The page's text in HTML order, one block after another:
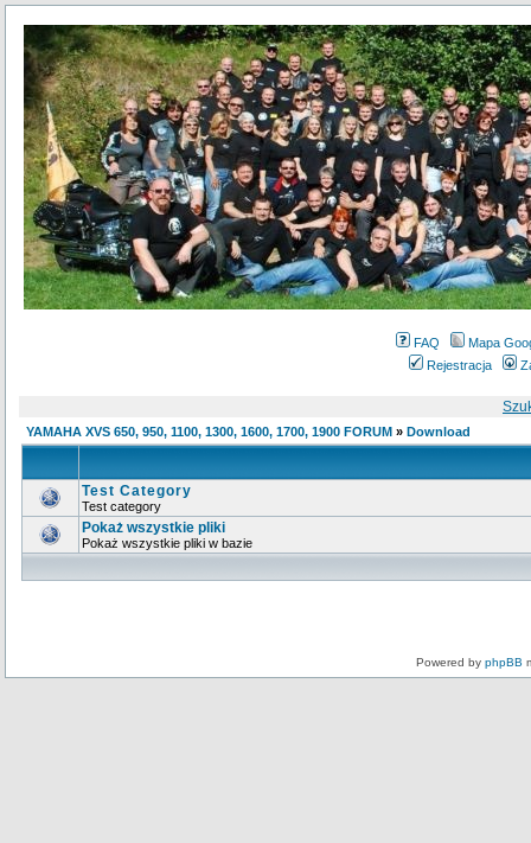
FAQ
Mapa
Rejestracja
YAMAHA XVS 650, 950, 1100, 1300, 1600, 1700, 1900 FORUM » Download
Test Category
Test category
Pokaż wszystkie pliki
Pokaż wszystkie pliki w bazie
Powered by phpBB